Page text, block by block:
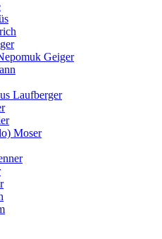
Geiger
Laufberger
Moser